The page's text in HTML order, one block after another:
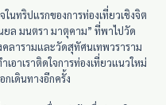
นทริปแรกของการท่องเที่ยวเชิงจิต
ล มนตรา มาตุคาม” ที่พาไปวัด
ลารามและวัดสุทัศนเทพวราราม
เอาเราติดใจการท่องเที่ยวแนวใหม่
กเดินทางอีกครั้ง